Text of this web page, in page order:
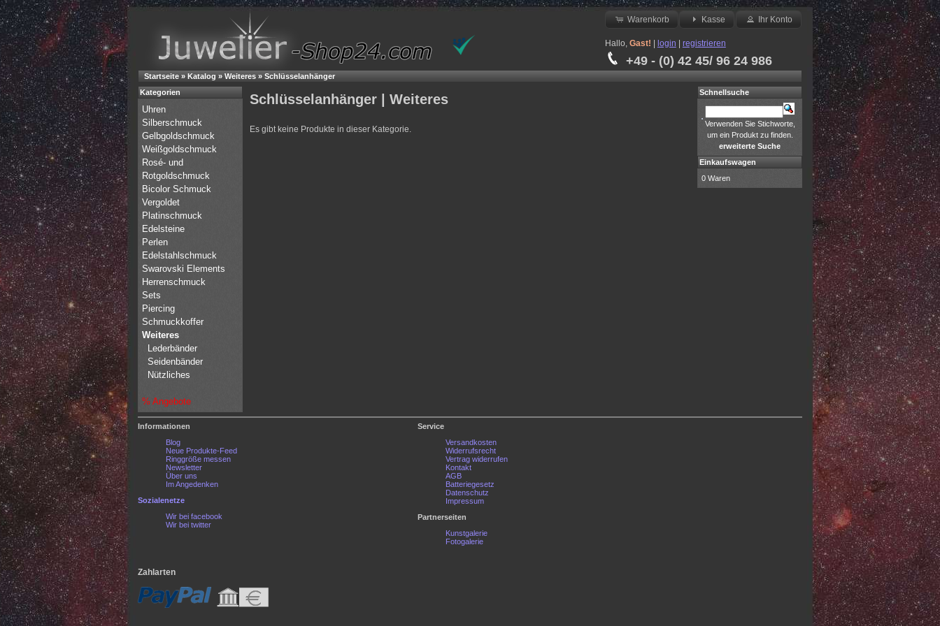
Warenkorb Kasse Ihr Konto
Hallo, Gast! login registrieren
+49 - (0) 42 45/ 96 24 986
Startseite » Katalog » Weiteres » Schlüsselanhänger
Schlüsselanhänger | Weiteres
Es gibt keine Produkte in dieser Kategorie.
Kategorien
Uhren
Silberschmuck
Gelbgoldschmuck
Weißgoldschmuck
Rosé- und
Rotgoldschmuck
Bicolor Schmuck
Vergoldet
Platinschmuck
Edelsteine
Perlen
Edelstahlschmuck
Swarovski Elements
Herrenschmuck
Sets
Piercing
Schmuckkoffer
Weiteres
Lederbänder
Seidenbänder
Nützliches
% Angebote
Schnellsuche
Verwenden Sie Stichworte,
um ein Produkt zu finden.
erweiterte Suche
Einkaufswagen
0 Waren
Informationen
Blog
Neue Produkte-Feed
Ringgröße messen
Newsletter
Über uns
Im Angedenken
Sozialenetze
Wir bei facebook
Wir bei twitter
Service
Versandkosten
Widerrufsrecht
Vertrag widerrufen
Kontakt
AGB
Batteriegesetz
Datenschutz
Impressum
Partnerseiten
Kunstgalerie
Fotogalerie
Zahlarten